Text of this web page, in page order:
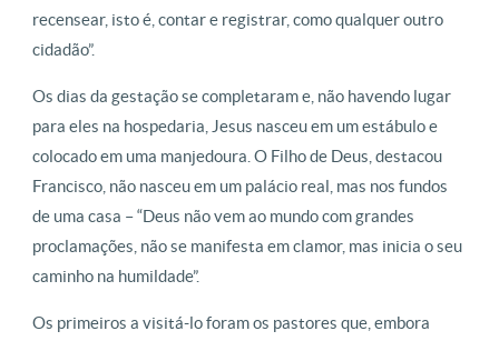
recensear, isto é, contar e registrar, como qualquer outro
cidadão”.
Os dias da gestação se completaram e, não havendo lugar
para eles na hospedaria, Jesus nasceu em um estábulo e
colocado em uma manjedoura. O Filho de Deus, destacou
Francisco, não nasceu em um palácio real, mas nos fundos
de uma casa – “Deus não vem ao mundo com grandes
proclamações, não se manifesta em clamor, mas inicia o seu
caminho na humildade”.
Os primeiros a visitá-lo foram os pastores que, embora